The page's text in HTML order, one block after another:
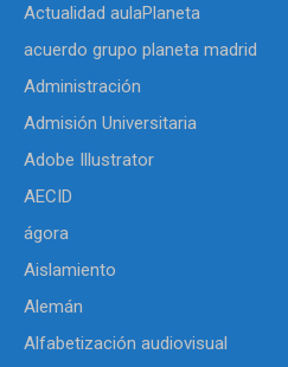
Actualidad aulaPlaneta
acuerdo grupo planeta madrid
Administración
Admisión Universitaria
Adobe Illustrator
AECID
ágora
Aislamiento
Alemán
Alfabetización audiovisual